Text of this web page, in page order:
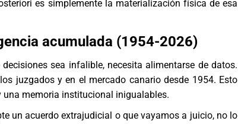
es simplemente la materialización física de esa
acumulada (1954-2026)
sea infalible, necesita alimentarse de datos.
juzgados y en el mercado canario desde 1954. Esto
memoria institucional inigualables.
un acuerdo extrajudicial o que vayamos a juicio, no lo